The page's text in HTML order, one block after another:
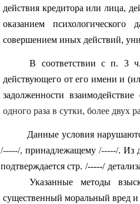
действия кредитора или лица,
оказанием
совершением иных действий,
В соответствии с п. 3
действующего от его имени и
задолженности
одного раза в сутки, более двух
Данные условия
/-----/, принадлежащему /-----/. Из
подтверждается стр. /-----/
Указанные методы
существенный моральный вред и